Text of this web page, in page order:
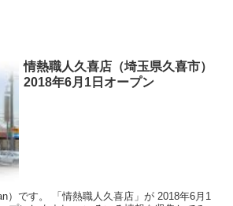
情熱職人久喜店（埼玉県久喜市）
2018年6月1日オープン
店」が 2018年6月1